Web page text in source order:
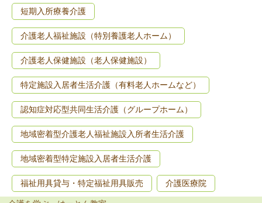
短期入所療養介護
介護老人福祉施設（特別養護老人ホーム）
介護老人保健施設（老人保健施設）
特定施設入居者生活介護（有料老人ホームなど）
認知症対応型共同生活介護（グループホーム）
地域密着型介護老人福祉施設入所者生活介護
地域密着型特定施設入居者生活介護
福祉用具貸与・特定福祉用具販売 介護医療院